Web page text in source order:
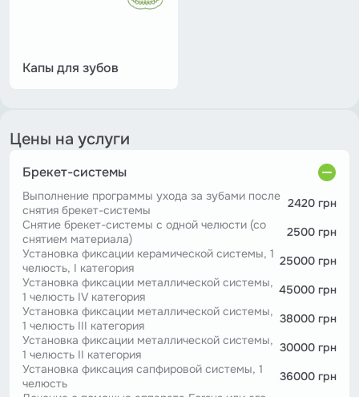
Капы для зубов
Цены на услуги
Брекет-системы
Выполнение программы ухода за зубами после
снятия брекет-системы
2420 грн
Снятие брекет-системы с одной челюсти (со
снятием материала)
2500 грн
Установка фиксации керамической системы, 1
челюсть, І категория
25000 грн
Установка фиксации металлической системы,
1 челюсть IV категория
45000 грн
Установка фиксации металлической системы,
1 челюсть III категория
38000 грн
Установка фиксации металлической системы,
1 челюсть ІІ категория
30000 грн
Установка фиксация сапфировой системы, 1
челюсть
36000 грн